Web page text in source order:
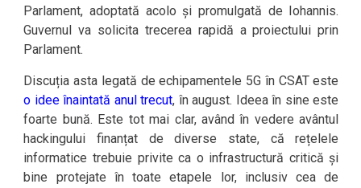
Parlament, adoptată acolo și promulgată de Iohannis.
Guvernul va solicita trecerea rapidă a proiectului prin
Parlament.
Discuția asta legată de echipamentele 5G în CSAT este
o idee înaintată anul trecut, în august. Ideea în sine este
foarte bună. Este tot mai clar, având în vedere avântul
hackingului finanțat de diverse state, că rețelele
informatice trebuie privite ca o infrastructură critică și
bine protejate în toate etapele lor, inclusiv cea de